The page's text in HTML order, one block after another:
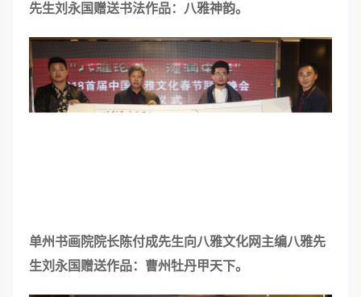
先生刘永国赠送书法作品：八雅神韵。
单州书画院院长陈付成先生向八雅文化网主编八雅先
生刘永国赠送作品：曹州牡丹甲天下。